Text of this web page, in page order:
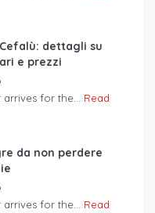
dettagli su
e prezzi
arrives for the... Read
da non perdere
arrives for the... Read